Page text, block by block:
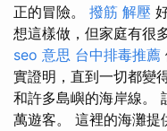
正的冒險。 撥筋 解壓
想這樣做，但家庭有很
seo 意思 台中排毒推薦
實證明，直到一切都變
和許多島嶼的海岸線。
萬遊客。 這裡的海灘提